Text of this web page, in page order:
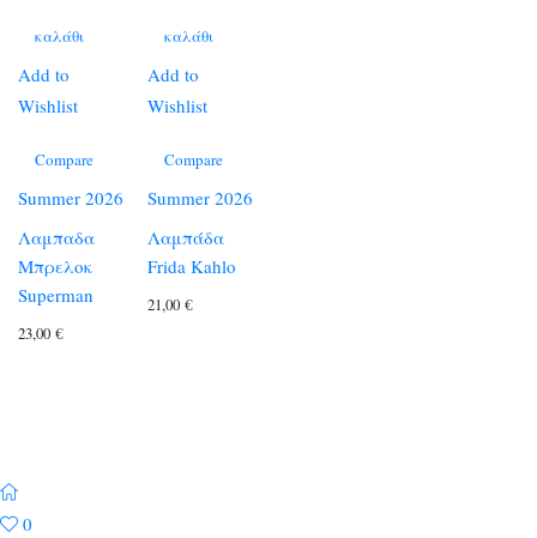
καλάθι
Add to
Wishlist
Compare
Summer 2026
Λαμπαδα
Μπρελοκ
Superman
23,00 €
καλάθι
Add to
Wishlist
Compare
Summer 2026
Λαμπάδα
Frida Kahlo
21,00€
0